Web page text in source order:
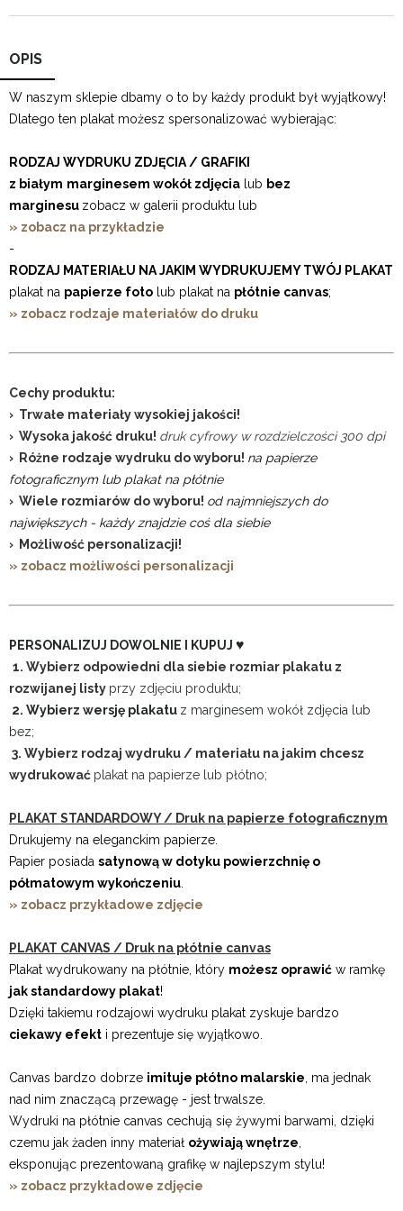
OPIS
W naszym sklepie dbamy o to by każdy produkt był wyjątkowy!
Dlatego ten plakat możesz spersonalizować wybierając:
RODZAJ WYDRUKU ZDJĘCIA / GRAFIKI
z białym marginesem wokół zdjęcia lub bez
marginesu zobacz w galerii produktu lub
» zobacz na przykładzie
-
RODZAJ MATERIAŁU NA JAKIM WYDRUKUJEMY TWÓJ PLAKAT
plakat na papierze foto lub plakat na płótnie canvas;
» zobacz rodzaje materiałów do druku
Cechy produktu:
› Trwałe materiały wysokiej jakości!
› Wysoka jakość druku! druk cyfrowy w rozdzielczości 300 dpi
› Różne rodzaje wydruku do wyboru! na papierze
fotograficznym lub plakat na płótnie
› Wiele rozmiarów do wyboru! od najmniejszych do
największych - każdy znajdzie coś dla siebie
› Możliwość personalizacji!
» zobacz możliwości personalizacji
PERSONALIZUJ DOWOLNIE I KUPUJ ♥
1. Wybierz odpowiedni dla siebie rozmiar plakatu z
rozwijanej listy przy zdjęciu produktu;
2. Wybierz wersję plakatu z marginesem wokół zdjęcia lub
bez;
3. Wybierz rodzaj wydruku / materiału na jakim chcesz
wydrukować plakat na papierze lub płótno;
PLAKAT STANDARDOWY / Druk na papierze fotograficznym
Drukujemy na eleganckim papierze.
Papier posiada satynową w dotyku powierzchnię o
półmatowym wykończeniu
» zobacz przykładowe zdjęcie
PLAKAT CANVAS / Druk na płótnie canvas
Plakat wydrukowany na płótnie, który możesz oprawić w ramkę
jak standardowy plakat!
Dzięki takiemu rodzajowi wydruku plakat zyskuje bardzo
ciekawy efekt i prezentuje się wyjątkowo.
Canvas bardzo dobrze imituje płótno malarskie , ma jednak
nad nim znaczącą przewagę - jest trwalsze.
Wydruki na płótnie canvas cechują się żywymi barwami, dzięki
czemu jak żaden inny materiał ożywiają wnętrze
eksponując prezentowaną grafikę w najlepszym stylu!
» zobacz przykładowe zdjęcie